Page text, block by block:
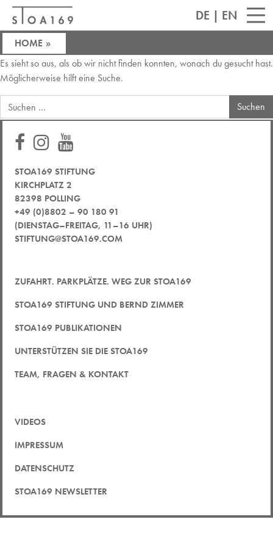
DE | EN
HOME »
Es sieht so aus, als ob wir nicht finden konnten, wonach du gesucht hast.
Möglicherweise hilft eine Suche.
STOA169 STIFTUNG
KIRCHPLATZ 2
82398 POLLING
+49 (0)8802 – 90 180 91
(DIENSTAG–FREITAG, 11–16 UHR)
STIFTUNG@STOA169.COM
ZUFAHRT. PARKPLÄTZE. WEG ZUR STOA169
STOA169 STIFTUNG UND BERND ZIMMER
STOA169 PUBLIKATIONEN
UNTERSTÜTZEN SIE DIE STOA169
TEAM, FRAGEN & KONTAKT
VIDEOS
IMPRESSUM
DATENSCHUTZ
STOA169 NEWSLETTER